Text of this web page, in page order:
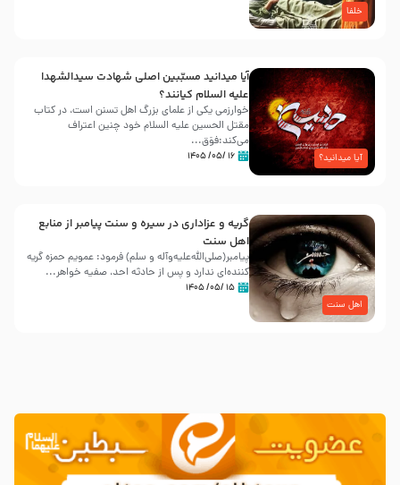
خلفا
آیا میدانید؟
آیا میدانید مسبّبین اصلی شهادت سیدالشهدا
علیه ‌السلام کیانند؟
خوارزمی یکی از علمای بزرگ اهل تسنن است، در کتاب
مقتل الحسین علیه ‌السلام خود چنین اعتراف
می‌کند:فوَق...
۱۶ /۰۵/ ۱۴۰۵
اهل سنت
گریه و عزاداری در سیره و سنت پیامبر از منابع
اهل سنت
پیامبر(صلی‌الله‌علیه‌وآله و سلم) فرمود: عمویم حمزه گریه
کننده‌ای ندارد و پس از حادثه احد، صفیه خواهر...
۱۵ /۰۵/ ۱۴۰۵